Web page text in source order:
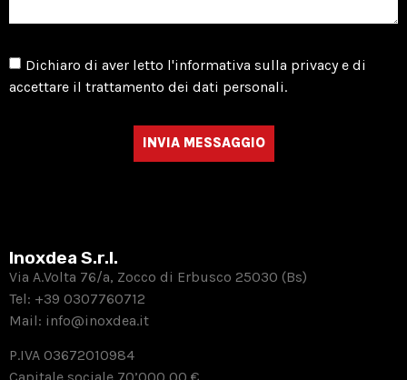
Dichiaro di aver letto l'informativa sulla privacy e di
accettare il trattamento dei dati personali.
INVIA MESSAGGIO
Inoxdea S.r.l.
Via A.Volta 76/a, Zocco di Erbusco 25030 (Bs)
Tel: +39 0307760712
Mail: info@inoxdea.it
P.IVA 03672010984